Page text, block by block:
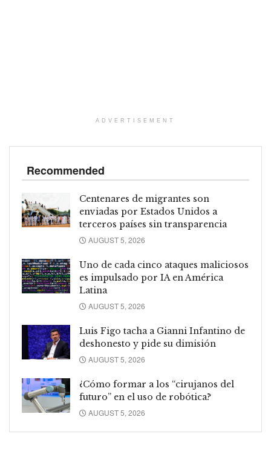
ADVERTISEMENT
Recommended
Centenares de migrantes son
enviadas por Estados Unidos a
terceros países sin transparencia
AUGUST 5, 2026
Uno de cada cinco ataques maliciosos
es impulsado por IA en América
Latina
AUGUST 5, 2026
Luis Figo tacha a Gianni Infantino de
deshonesto y pide su dimisión
AUGUST 5, 2026
¿Cómo formar a los “cirujanos del
futuro” en el uso de robótica?
AUGUST 5, 2026